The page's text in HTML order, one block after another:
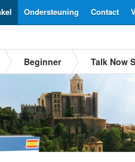
Contact
Ondersteuning
Beginner Talk Now